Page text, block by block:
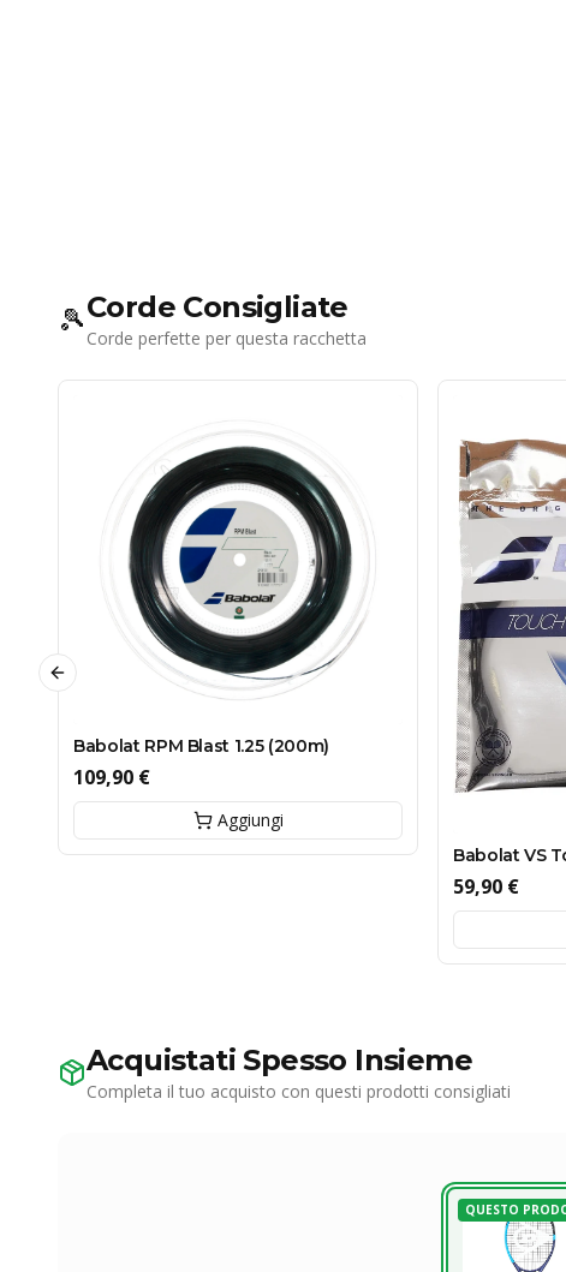
🎾Corde Consigliate
Corde perfette per questa racchetta
Babolat RPM Blast 1.25 (200m)
109,90 €
Aggiungi
Babolat VS
59,90 €
Previous slide
Acquistati Spesso Insieme
Completa il tuo acquisto con questi prodotti consigliati
QUESTO